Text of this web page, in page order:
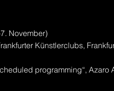
November)
Künstlerclubs,
programming“, Azaro